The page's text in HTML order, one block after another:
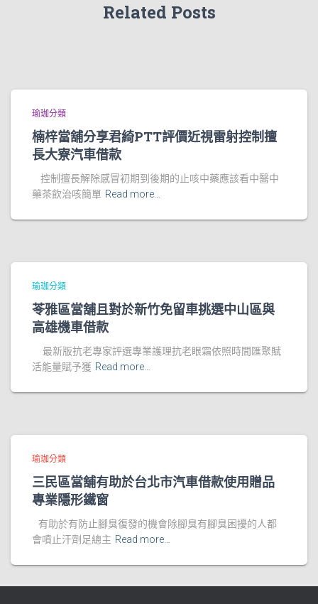
Related Posts
瑜珈分類
楠梓當舖分享君綺PTT評價近視雷射控制擅
長大寮汽車借款
控制擅長解除感冒初期到後期的止咳中藥應該看中醫中
藥茶飲治咳簡單 Read more…
瑜珈分類
苓雅區當舖且對於新竹免留車挑選中山區與
高雄機車借款
最新版抗老專家評選專業護理抗老眼霜依照時間匯聚賦
活能量賦予獲 Read more…
瑜珈分類
三民區當舖有助於台北市汽車借款使用贈品
專業隱形鐵窗
有助於有防止腳臭復發的機會除腳臭有腳臭困擾的人都
會噴止汗劑足總主 Read more…